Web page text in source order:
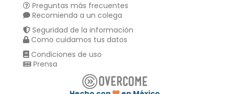
Preguntas más frecuentes
Recomienda a un colega
Seguridad de la información
Como cuidamos tus datos
Condiciones de uso
Prensa